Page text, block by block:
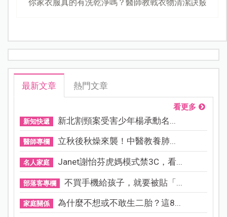
你家衣服真的有洗乾淨嗎？醫師教戰衣物清潔訣竅
最新文章 熱門文章
看更多
新知快遞 新北割頸案受害少年楊承勳名...
醫師專欄 立秋後秋燥來襲！中醫教養肺...
名人家庭 Janet謝怡芬虎媽模式禁3C，看...
部落客專欄 不買手機給孩子，就要被貼「...
家庭關係 為什麼不想或不敢生二胎？這8...